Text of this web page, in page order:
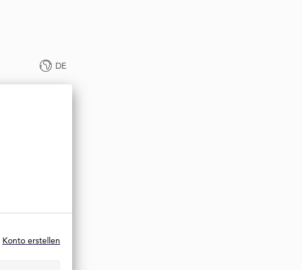
DE
Konto erstellen